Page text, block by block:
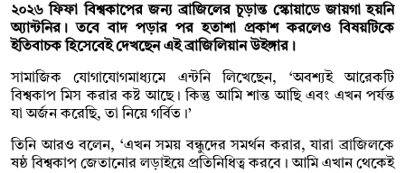
২০২৬ ফিফা বিশ্বকাপের জন্য ব্রাজিলের চূড়ান্ত স্কোয়াডে জায়গা হয়নি
অ্যান্টনির। তবে বাদ পড়ার পর হতাশা প্রকাশ করলেও বিষয়টিকে
ইতিবাচক হিসেবেই দেখছেন এই ব্রাজিলিয়ান উইঙ্গার।
সামাজিক যোগাযোগমাধ্যমে এন্টনি লিখেছেন, ‘অবশ্যই আরেকটি
বিশ্বকাপ মিস করার কষ্ট আছে। কিন্তু আমি শান্ত আছি এবং এখন পর্যন্ত
যা অর্জন করেছি, তা নিয়ে গর্বিত।’
তিনি আরও বলেন, ‘এখন সময় বন্ধুদের সমর্থন করার, যারা ব্রাজিলকে
ষষ্ঠ বিশ্বকাপ জেতানোর লড়াইয়ে প্রতিনিধিত্ব করবে। আমি এখান থেকেই